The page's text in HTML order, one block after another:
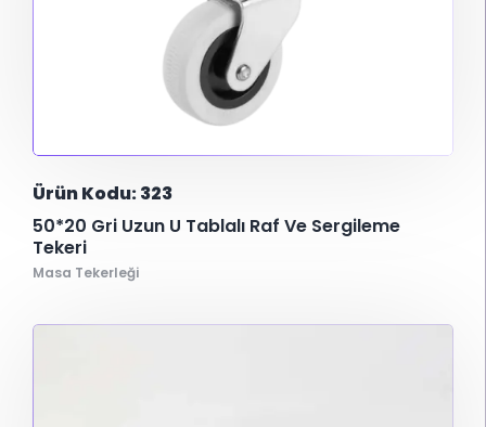
Ürün Kodu: 323
50*20 Gri Uzun U Tablalı Raf Ve Sergileme
Tekeri
Masa Tekerleği